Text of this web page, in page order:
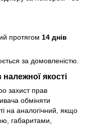
протягом 14 днів
за домовленістю.
якості
захист прав
обміняти
на аналогічний, якщо
габаритами,